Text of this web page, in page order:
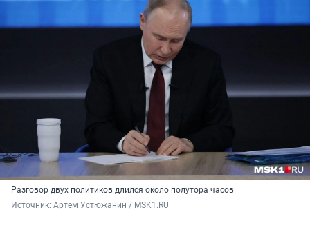
Разговор двух политиков длился около полутора часов
Источник: Артем Устюжанин / MSK1.RU